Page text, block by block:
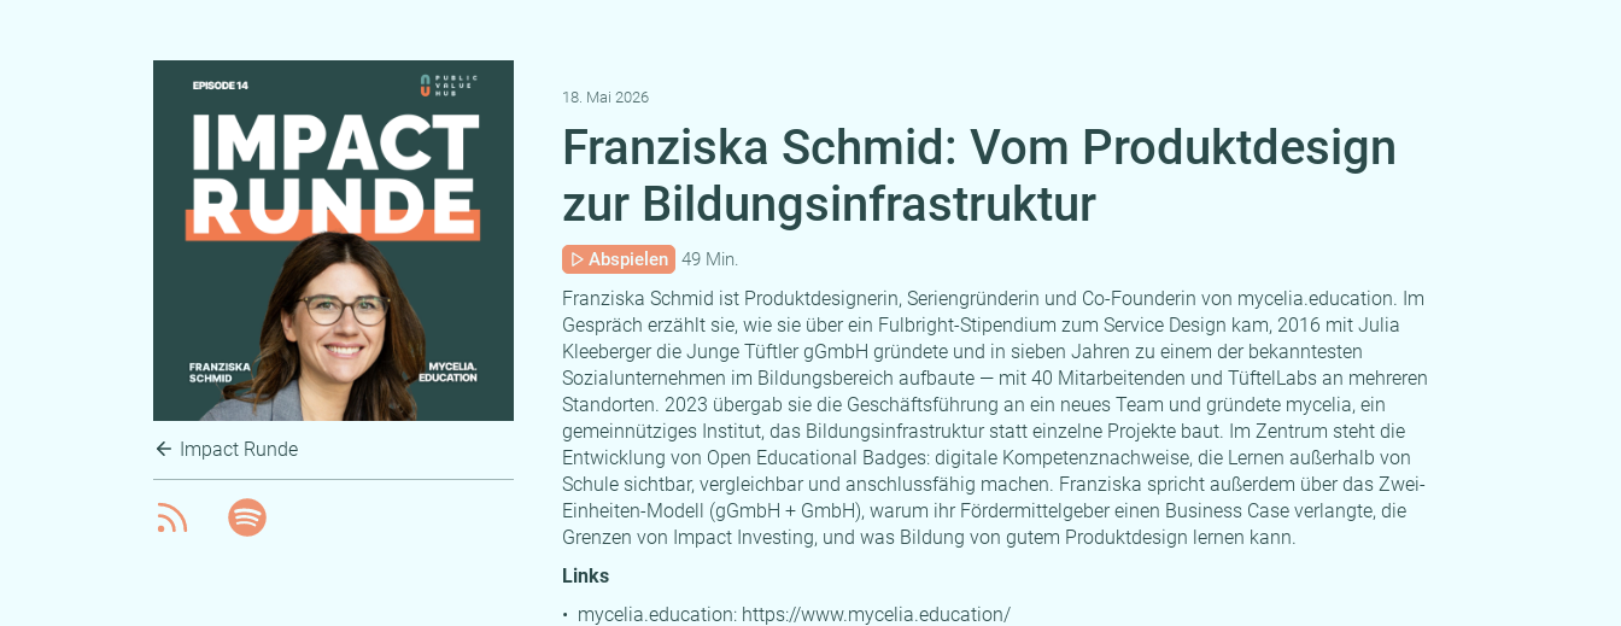
Impact Runde
18. Mai 2026
Franziska Schmid: Vom Produktdesign
zur Bildungsinfrastruktur
Abspielen 49 Min.
Franziska Schmid ist Produktdesignerin, Seriengründerin und Co-Founderin von mycelia.education. Im
Gespräch erzählt sie, wie sie über ein Fulbright-Stipendium zum Service Design kam, 2016 mit Julia
Kleeberger die Junge Tüftler gGmbH gründete und in sieben Jahren zu einem der bekanntesten
Sozialunternehmen im Bildungsbereich aufbaute — mit 40 Mitarbeitenden und TüftelLabs an mehreren
Standorten. 2023 übergab sie die Geschäftsführung an ein neues Team und gründete mycelia, ein
gemeinnütziges Institut, das Bildungsinfrastruktur statt einzelne Projekte baut. Im Zentrum steht die
Entwicklung von Open Educational Badges: digitale Kompetenznachweise, die Lernen außerhalb von
Schule sichtbar, vergleichbar und anschlussfähig machen. Franziska spricht außerdem über das Zwei-
Einheiten-Modell (gGmbH + GmbH), warum ihr Fördermittelgeber einen Business Case verlangte, die
Grenzen von Impact Investing, und was Bildung von gutem Produktdesign lernen kann.
Links
• mycelia.education: https://www.mycelia.education/